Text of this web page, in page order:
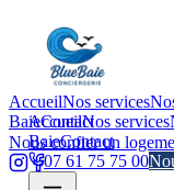
AccueilNos services
BaieContact
07 61 75 75 00
AccueilNos services
BaieContact
Nous confier un